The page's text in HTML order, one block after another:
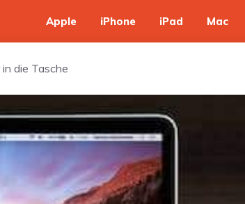
Apple iPhone iPad Mac
die Tasche